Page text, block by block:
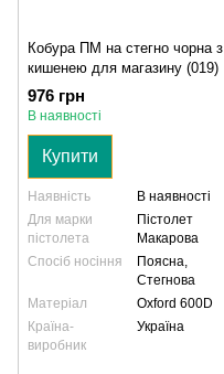
Кобура ПМ на стегно чорна з
кишенею для магазину (019)
976 грн
В наявності
Купити
Наявність
В наявності
Для марки
пістолета
Пістолет
Макарова
Спосіб носіння
Поясна,
Стегнова
Матеріал
Oxford 600D
Країна-
виробник
Україна